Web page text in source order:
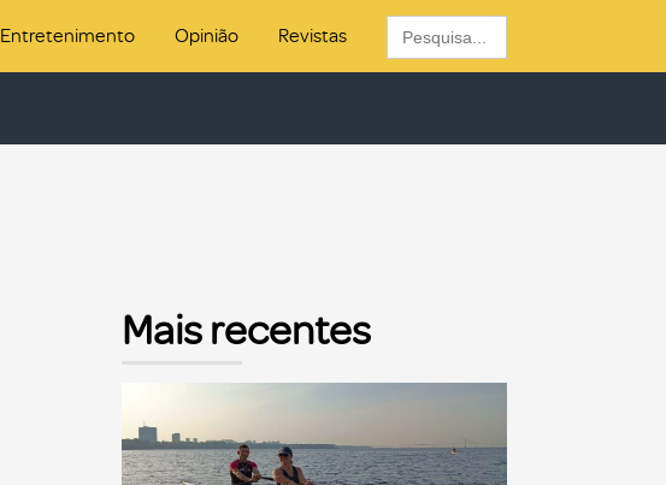
Entretenimento Opinião Revistas
Search
for:
Mais recentes